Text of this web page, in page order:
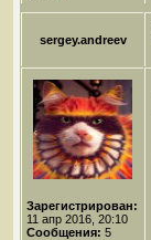
sergey.andreev
Зарегистрирован:
11 апр 2016, 20:10
Сообщения: 5